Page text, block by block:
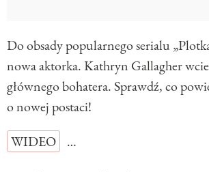
Do obsady popularnego serialu
nowa aktorka. Kathryn Gallagher
głównego bohatera. Sprawdź, co
o nowej postaci!
WIDEO
…